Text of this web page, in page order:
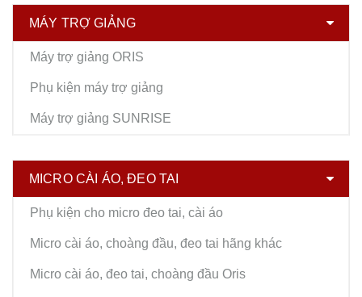
MÁY TRỢ GIẢNG
Máy trợ giảng ORIS
Phụ kiện máy trợ giảng
Máy trợ giảng SUNRISE
MICRO CÀI ÁO, ĐEO TAI
Phụ kiện cho micro đeo tai, cài áo
Micro cài áo, choàng đầu, đeo tai hãng khác
Micro cài áo, đeo tai, choàng đầu Oris